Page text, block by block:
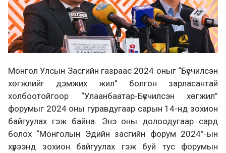
Монгол Улсын Засгийн газраас 2024 оныг “Бүсчилсэн
хөгжлийг дэмжих жил” болгон зарласантай
холбоотойгоор “Улаанбаатар-Бүсчилсэн хөгжил”
форумыг 2024 оны гуравдугаар сарын 14-нд зохион
байгуулах гэж байна. Энэ оны долоодугаар сард
болох “Монголын Эдийн засгийн форум 2024”-ын
хүрээнд зохион байгуулах гэж буй тус форумын